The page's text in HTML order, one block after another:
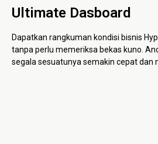
Ultimate Dasboard
Dapatkan rangkuman kondisi bisnis
tanpa perlu memeriksa bekas kuno.
segala sesuatunya semakin cepat dan